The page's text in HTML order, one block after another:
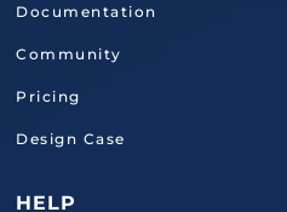
Documentation
Community
Pricing
Design Case
HELP